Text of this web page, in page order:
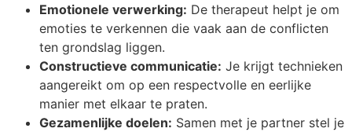
Emotionele verwerking: De therapeut helpt je om
emoties te verkennen die vaak aan de conflicten
ten grondslag liggen.
Constructieve communicatie: Je krijgt technieken
aangereikt om op een respectvolle en eerlijke
manier met elkaar te praten.
Gezamenlijke doelen: Samen met je partner stel je